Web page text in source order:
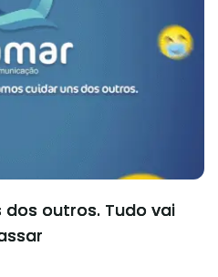
outros. Tudo vai